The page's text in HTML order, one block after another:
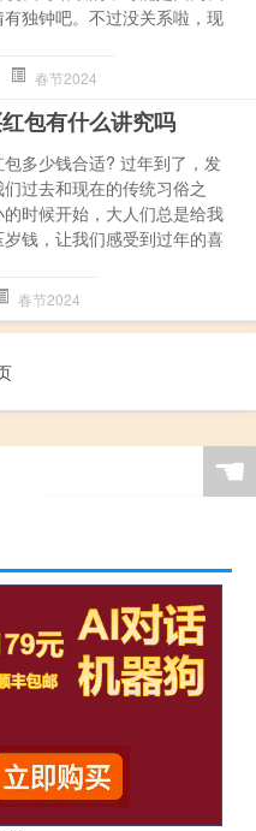
独钟吧。不过没关系啦，现
春节2024
包有什么讲究吗
多少钱合适? 过年到了，发
过去和现在的传统习俗之
时候开始，大人们总是给我
钱，让我们感受到过年的喜
春节2024
☚